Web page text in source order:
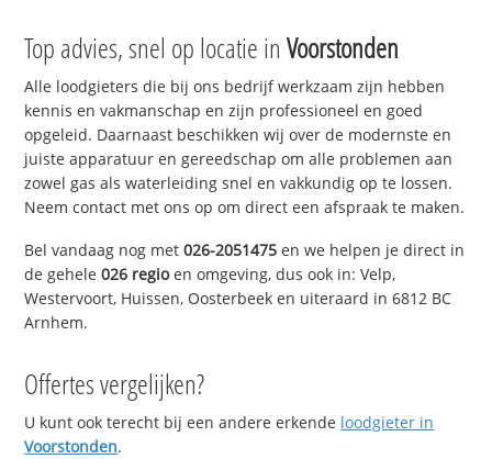
Top advies, snel op locatie inVoorstonden
Alle loodgieters die bij ons bedrijf werkzaam zijn hebben
kennis en vakmanschap en zijn professioneel en goed
opgeleid. Daarnaast beschikken wij over de modernste en
juiste apparatuur en gereedschap om alle problemen aan
zowel gas als waterleiding snel en vakkundig op te lossen.
Neem contact met ons op om direct een afspraak te maken.
Bel vandaag nog met026-2051475 en we helpen je direct in
de gehele026 regioen omgeving, dus ook in: Velp,
Westervoort, Huissen, Oosterbeek en uiteraard in 6812 BC
Arnhem.
Offertes vergelijken?
U kunt ook terecht bij een andere erkende loodgieter in
Voorstonden.